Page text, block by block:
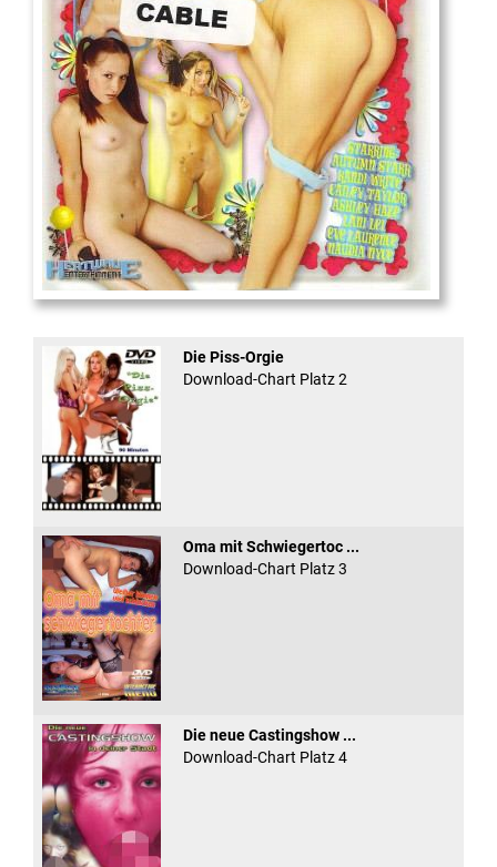
And Confused #8 - ...
Die Piss-Orgie
Download-Chart Platz 2
Oma mit Schwiegertoc ...
Download-Chart Platz 3
Die neue Castingshow ...
Download-Chart Platz 4